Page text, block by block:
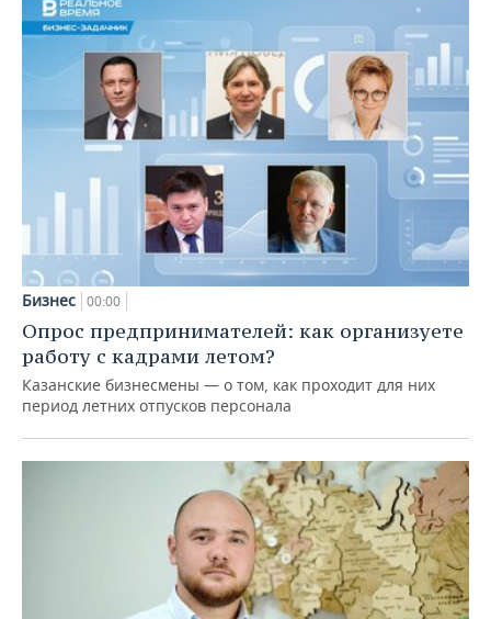
Бизнес 00:00
Опрос предпринимателей: как организуете
работу с кадрами летом?
Казанские бизнесмены — о том, как проходит для них
период летних отпусков персонала